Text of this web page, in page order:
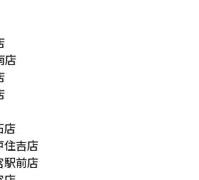
店
店
吉店
前店